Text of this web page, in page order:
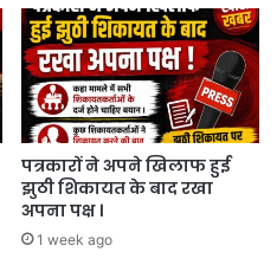
पत्रकारों ने अपने खिलाफ हुई
झुठी शिकायत के बाद रखा
अपना पक्ष ।
1 week ago